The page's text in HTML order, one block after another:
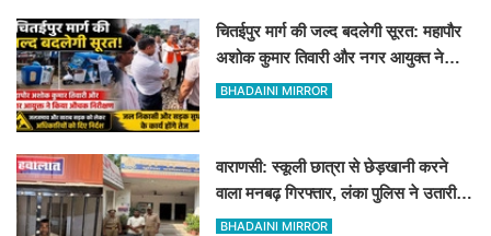
चितईपुर मार्ग की जल्द बदलेगी सूरत: महापौर
अशोक कुमार तिवारी और नगर आयुक्त ने
किया औचक निरीक्षण
BHADAINI MIRROR
वाराणसी: स्कूली छात्रा से छेड़खानी करने
वाला मनबढ़ गिरफ्तार, लंका पुलिस ने उतारी
हीरोपंती
BHADAINI MIRROR